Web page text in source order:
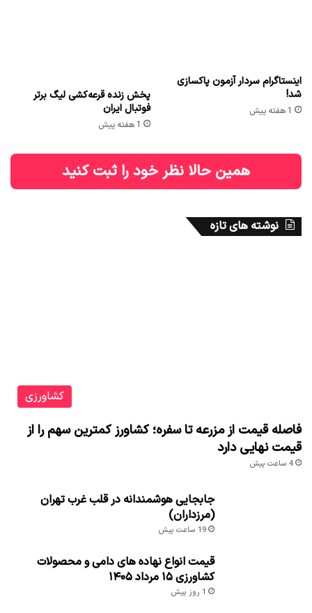
اینستاگرام سردار آزمون پاکسازی
شد!
1 هفته پیش
پخش زنده قرعه‌کشی لیگ برتر
فوتبال ایران
1 هفته پیش
همین حالا نظر خود را ثبت کنید
نوشته های تازه
کشاورزی
فاصله قیمت از مزرعه تا سفره؛ کشاورز کمترین سهم را از
قیمت نهایی دارد
4 ساعت پیش
جابجایی هوشمندانه در قلب غرب تهران
(مرزداران)
19 ساعت پیش
قیمت انواع نهاده های دامی و محصولات
کشاورزی ۱۵ مرداد ۱۴۰۵
1 روز پیش